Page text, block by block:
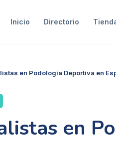
Inicio Directorio
en Podología Deportiva en
en